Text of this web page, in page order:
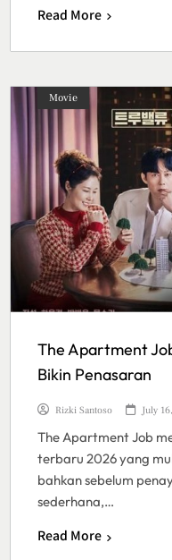
Read More
Movie
The Apartment
Bikin Penasaran
Rizki Santoso July
The Apartment Job
terbaru 2026 yang
bahkan sebelum
sederhana,…
Read More